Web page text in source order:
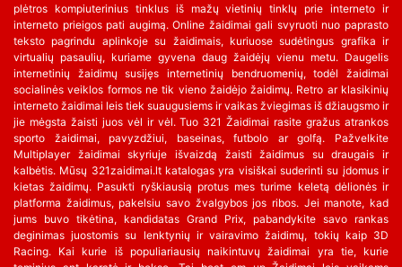
plėtros kompiuterinius tinklus iš mažų vietinių tinklų prie interneto ir
interneto prieigos pati augimą. Online žaidimai gali svyruoti nuo paprasto
teksto pagrindu aplinkoje su žaidimais, kuriuose sudėtingus grafika ir
virtualių pasaulių, kuriame gyvena daug žaidėjų vienu metu. Daugelis
internetinių žaidimų susijęs internetinių bendruomenių, todėl žaidimai
socialinės veiklos formos ne tik vieno žaidėjo žaidimų. Retro ar klasikinių
interneto žaidimai leis tiek suaugusiems ir vaikas žviegimas iš džiaugsmo ir
jie mėgsta žaisti juos vėl ir vėl. Tuo 321 Žaidimai rasite gražus atrankos
sporto žaidimai, pavyzdžiui, baseinas, futbolo ar golfą. Pažvelkite
Multiplayer žaidimai skyriuje išvaizdą žaisti žaidimus su draugais ir
kalbėtis. Mūsų 321zaidimai.lt katalogas yra visiškai suderinti su įdomus ir
kietas žaidimų. Pasukti ryškiausią protus mes turime keletą dėlionės ir
platforma žaidimus, pakelsiu savo žvalgybos jos ribos. Jei manote, kad
jums buvo tikėtina, kandidatas Grand Prix, pabandykite savo rankas
deginimas juostomis su lenktynių ir vairavimo žaidimų, tokių kaip 3D
Racing. Kai kurie iš populiariausių naikintuvų žaidimai yra tie, kurie